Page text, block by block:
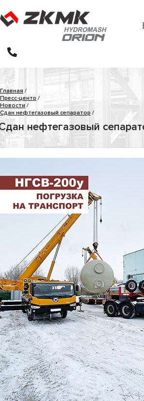
Главная /
Пресс-центр /
Новости /
Сдан нефтегазовый сепаратор /
нефтегазовый